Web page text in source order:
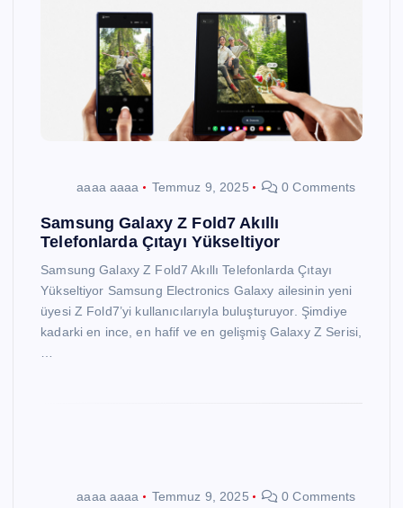
aaaa aaaa Temmuz 9, 2025 0 Comments
Samsung Galaxy Z Fold7 Akıllı
Telefonlarda Çıtayı Yükseltiyor
Samsung Galaxy Z Fold7 Akıllı Telefonlarda Çıtayı
Yükseltiyor Samsung Electronics Galaxy ailesinin yeni
üyesi Z Fold7’yi kullanıcılarıyla buluşturuyor. Şimdiye
kadarki en ince, en hafif ve en gelişmiş Galaxy Z Serisi,
aaaa aaaa Temmuz 9, 2025 0 Comments